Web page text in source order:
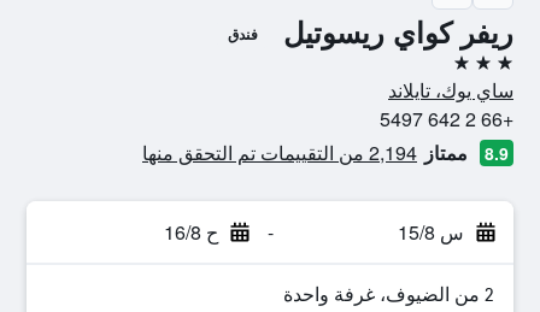
ريفر كواي ريسوتيل فندق
3 نجوم
ساي يوك، تايلاند
+66 2 642 5497
8.9 ممتاز 2,194 من التقييمات تم التحقق منها
س 15/8 - ح 16/8
2 من الضيوف، غرفة واحدة